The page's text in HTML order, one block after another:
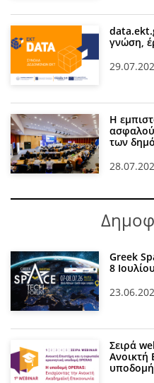
γνώση,
Η
των
Greek
8
Σειρά
Ανοικτή
υποδομή